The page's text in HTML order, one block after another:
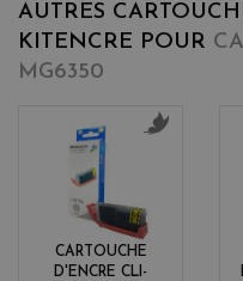
AUTRES
KITENCRE POUR
MG6350
CARTOUCHE
D'ENCRE CLI-
s